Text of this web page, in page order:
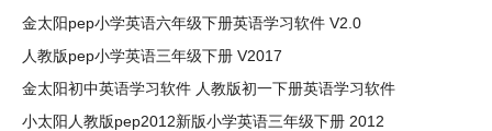
金太阳pep小学英语六年级下册英语学习软件 V2.0
人教版pep小学英语三年级下册 V2017
金太阳初中英语学习软件 人教版初一下册英语学习软件
小太阳人教版pep2012新版小学英语三年级下册 2012